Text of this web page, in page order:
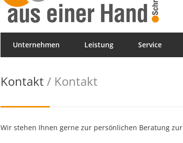
Unternehmen Leistung Service
Kontakt / Kontakt
Wir stehen Ihnen gerne zur persönlichen Beratung